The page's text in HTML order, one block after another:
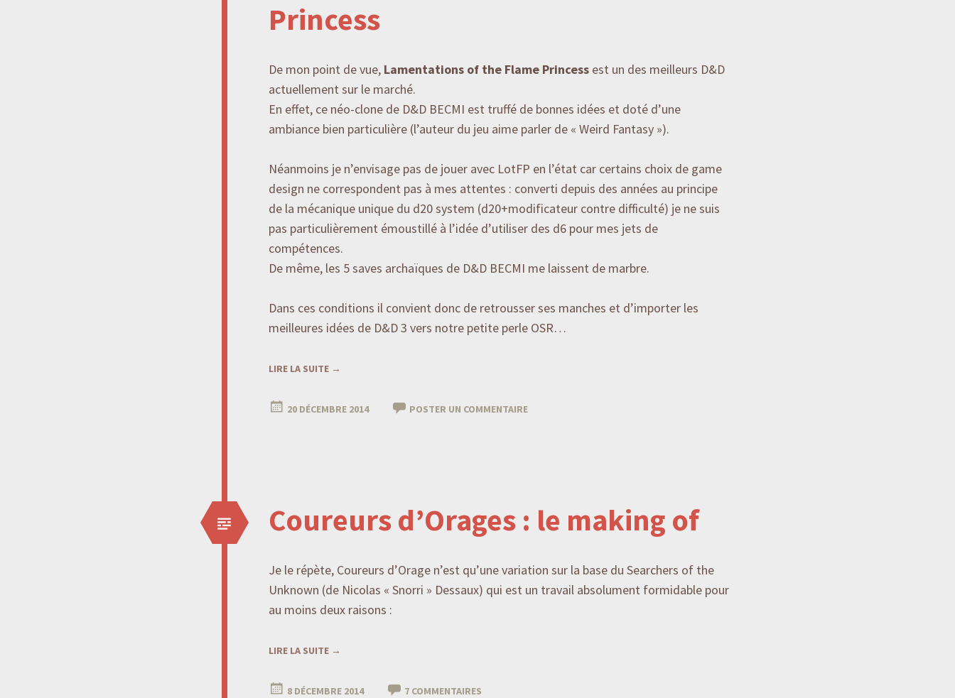
Princess
De mon point de vue, Lamentations of the Flame Princess est un des meilleurs D&D
actuellement sur le marché.
En effet, ce néo-clone de D&D BECMI est truffé de bonnes idées et doté d’une
ambiance bien particulière (l’auteur du jeu aime parler de « Weird Fantasy »).
Néanmoins je n’envisage pas de jouer avec LotFP en l’état car certains choix de game
design ne correspondent pas à mes attentes : converti depuis des années au principe
de la mécanique unique du d20 system (d20+modificateur contre difficulté) je ne suis
pas particulièrement émoustillé à l’idée d’utiliser des d6 pour mes jets de
compétences.
De même, les 5 saves archaïques de D&D BECMI me laissent de marbre.
Dans ces conditions il convient donc de retrousser ses manches et d’importer les
meilleures idées de D&D 3 vers notre petite perle OSR…
LIRE LA SUITE →
20 DÉCEMBRE 2014 POSTER UN COMMENTAIRE
Coureurs d’Orages : le making of
Je le répète, Coureurs d’Orage n’est qu’une variation sur la base du Searchers of the
Unknown (de Nicolas « Snorri » Dessaux) qui est un travail absolument formidable pour
au moins deux raisons :
LIRE LA SUITE →
8 DÉCEMBRE 2014 7 COMMENTAIRES